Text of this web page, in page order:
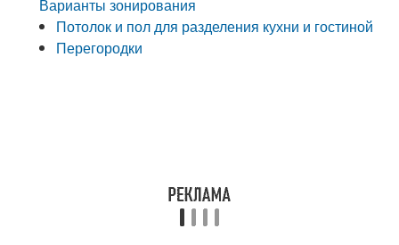
Варианты зонирования
Потолок и пол для разделения кухни и гостиной
Перегородки